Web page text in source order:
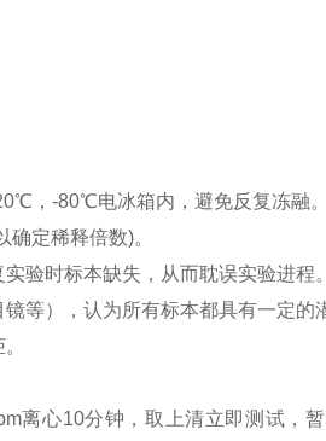
，-80℃电冰箱内，避免反复冻融。
定稀释倍数)。
验时标本缺失，从而耽误实验进程。
等），认为所有标本都具有一定的
离心10分钟，取上清立即测试，